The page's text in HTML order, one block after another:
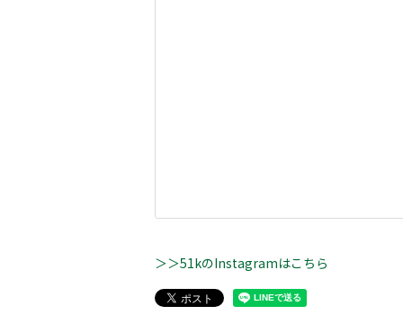
＞＞51kのInstagramはこちら